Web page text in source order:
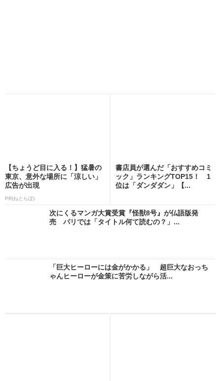
【ちょうど目に入る！】猛暑の
東京、意外な場所に「涼しい」
広告が出現
PR(ねとらぼ)
書店員が選んだ「おすすめコミ
ック」ランキングTOP15！ 1
位は「ダンダダン」【...
次にくるマンガ大賞受賞『怪獣8号』が仏語版発
売 パリでは「タイトル何て読むの？」...
「巨大ヒーローには金がかかる」 超巨大なおっち
ゃんヒーローが金策に苦労しながら活...